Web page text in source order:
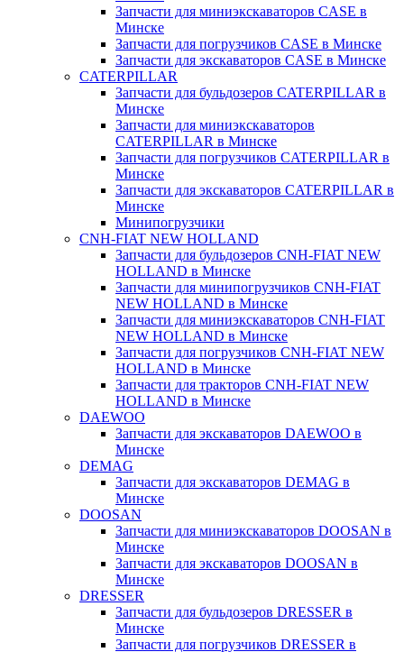
Запчасти для миниэкскаваторов CASE в
Минске
Запчасти для погрузчиков CASE в Минске
Запчасти для экскаваторов CASE в Минске
CATERPILLAR
Запчасти для бульдозеров CATERPILLAR в
Минске
Запчасти для миниэкскаваторов
CATERPILLAR в Минске
Запчасти для погрузчиков CATERPILLAR в
Минске
Запчасти для экскаваторов CATERPILLAR в
Минскe
Минипогрузчики
CNH-FIAT NEW HOLLAND
Запчасти для бульдозеров CNH-FIAT NEW
HOLLAND в Минске
Запчасти для минипогрузчиков CNH-FIAT
NEW HOLLAND в Минске
Запчасти для миниэкскаваторов CNH-FIAT
NEW HOLLAND в Минске
Запчасти для погрузчиков CNH-FIAT NEW
HOLLAND в Минске
Запчасти для тракторов CNH-FIAT NEW
HOLLAND в Минске
DAEWOO
Запчасти для экскаваторов DAEWOO в
Минске
DEMAG
Запчасти для экскаваторов DEMAG в
Минске
DOOSAN
Запчасти для миниэкскаваторов DOOSAN в
Минске
Запчасти для экскаваторов DOOSAN в
Минске
DRESSER
Запчасти для бульдозеров DRESSER в
Минске
Запчасти для погрузчиков DRESSER в